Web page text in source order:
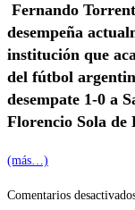
Fernando
desempeña
institución que
del fútbol
desempate 1-0 a
Florencio Sola de
(más…)
Comentarios